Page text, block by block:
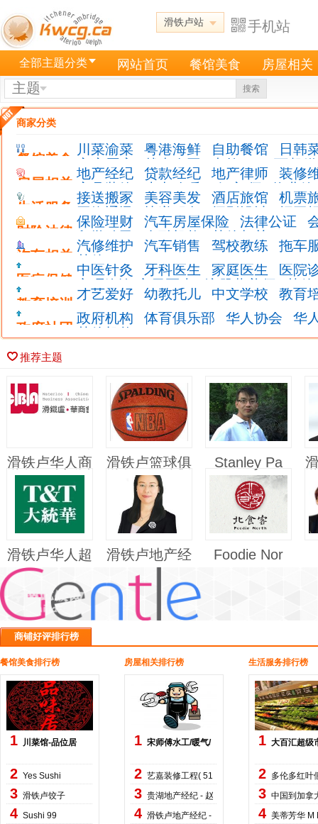
滑铁卢站 手机站
全部主题分类 网站首页 餐馆美食 房屋相关
主题 搜索
商家分类
川菜渝菜 粤港海鲜 自助餐馆
日韩
家庭厨房
越南泰国 卡拉 OK 西餐
餐馆美食
地产经纪
贷款经纪 地产律师
装修
家具装饰
水电冷暖 验 房 师
物业
车道铲雪割草
其他服务
房屋相关
接送搬家
美容美发 酒店旅馆
机票
网络通讯
快递服务 摄影设计 招工
生活服务
保险理财
汽车房屋保险 法律公证
留学移民
金融机构 其他相关
财险法律
汽修维护
汽车销售 驾校教练
拖车
其他
汽车相关
中医针灸
牙科医生 家庭医生
医院
心理咨询,心里医生
注册营养师 其他
医疗保健
才艺爱好
幼教托儿 中文学校 教育
教育培训
政府机构
体育俱乐部 华人协会
华
政府社团
推荐主题
滑铁卢华人商
业协会
滑铁卢篮球俱
乐部
Stanley Pa
滑铁卢华人超
市 -
滑铁卢地产经
纪 We
Foodie Nor
商铺好评排行榜
餐馆美食排行榜
1 川菜馆-品位居
2 Yes Sushi
3 滑铁卢饺子
4 Sushi 99
房屋相关排行榜
1 宋师傅水工/暖气/
热
2 艺嘉装修工程( 51
3 贵湖地产经纪 - 赵
4 滑铁卢地产经纪 -
生活服务排行榜
1 大百汇超级
2 多伦多红叶
3 中国到加拿
庄家
4 美蒂芳华 M